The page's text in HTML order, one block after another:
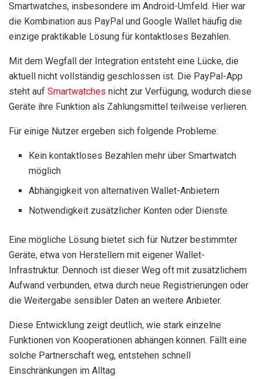
Smartwatches, insbesondere im Android-Umfeld. Hier war
die Kombination aus PayPal und Google Wallet häufig die
einzige praktikable Lösung für kontaktloses Bezahlen.
Mit dem Wegfall der Integration entsteht eine Lücke, die
aktuell nicht vollständig geschlossen ist. Die PayPal-App
steht auf Smartwatches nicht zur Verfügung, wodurch diese
Geräte ihre Funktion als Zahlungsmittel teilweise verlieren.
Für einige Nutzer ergeben sich folgende Probleme:
Kein kontaktloses Bezahlen mehr über Smartwatch
möglich
Abhängigkeit von alternativen Wallet-Anbietern
Notwendigkeit zusätzlicher Konten oder Dienste
Eine mögliche Lösung bietet sich für Nutzer bestimmter
Geräte, etwa von Herstellern mit eigener Wallet-
Infrastruktur. Dennoch ist dieser Weg oft mit zusätzlichem
Aufwand verbunden, etwa durch neue Registrierungen oder
die Weitergabe sensibler Daten an weitere Anbieter.
Diese Entwicklung zeigt deutlich, wie stark einzelne
Funktionen von Kooperationen abhängen können. Fällt eine
solche Partnerschaft weg, entstehen schnell
Einschränkungen im Alltag.